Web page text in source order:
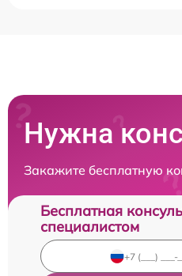
Нужна
Закажите бесплатную
Бесплатная
специалистом